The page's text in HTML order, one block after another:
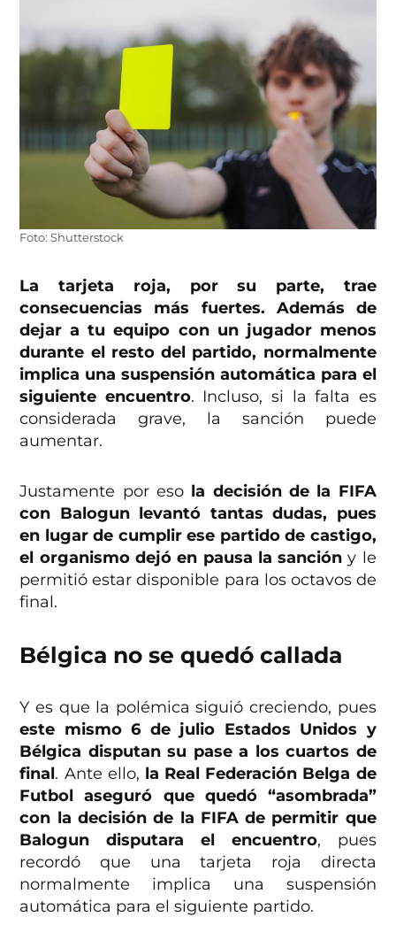
Foto: Shutterstock
La tarjeta roja, por su parte, trae
consecuencias más fuertes. Además de
dejar a tu equipo con un jugador menos
durante el resto del partido, normalmente
implica una suspensión automática para el
siguiente encuentro. Incluso, si la falta es
considerada grave, la sanción puede
aumentar.
Justamente por eso la decisión de la FIFA
con Balogun levantó tantas dudas, pues
en lugar de cumplir ese partido de castigo,
el organismo dejó en pausa la sanción y le
permitió estar disponible para los octavos de
final.
Bélgica no se quedó callada
Y es que la polémica siguió creciendo, pues
este mismo 6 de julio Estados Unidos y
Bélgica disputan su pase a los cuartos de
final. Ante ello, la Real Federación Belga de
Futbol aseguró que quedó “asombrada”
con la decisión de la FIFA de permitir que
Balogun disputara el encuentro, pues
recordó que una tarjeta roja directa
normalmente implica una suspensión
automática para el siguiente partido.